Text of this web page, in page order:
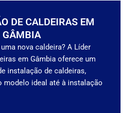
DE CALDEIRAS EM
GÂMBIA
nova caldeira? A Líder
em Gâmbia oferece um
instalação de caldeiras,
modelo ideal até à instalação